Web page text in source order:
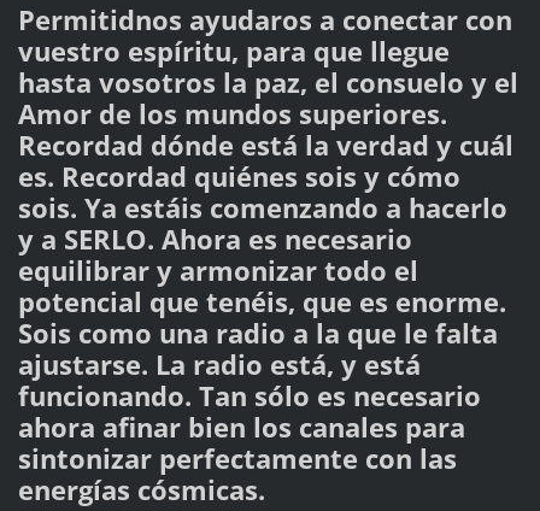
Permitidnos ayudaros a conectar con
vuestro espíritu, para que llegue
hasta vosotros la paz, el consuelo y el
Amor de los mundos superiores.
Recordad dónde está la verdad y cuál
es. Recordad quiénes sois y cómo
sois. Ya estáis comenzando a hacerlo
y a SERLO. Ahora es necesario
equilibrar y armonizar todo el
potencial que tenéis, que es enorme.
Sois como una radio a la que le falta
ajustarse. La radio está, y está
funcionando. Tan sólo es necesario
ahora afinar bien los canales para
sintonizar perfectamente con las
energías cósmicas.